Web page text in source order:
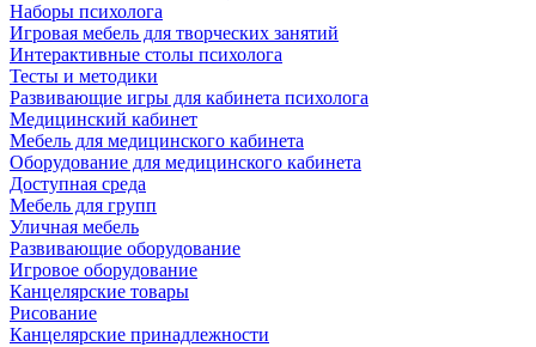
Наборы психолога
Игровая мебель для творческих занятий
Интерактивные столы психолога
Тесты и методики
Развивающие игры для кабинета психолога
Медицинский кабинет
Мебель для медицинского кабинета
Оборудование для медицинского кабинета
Доступная среда
Мебель для групп
Уличная мебель
Развивающие оборудование
Игровое оборудование
Канцелярские товары
Рисование
Канцелярские принадлежности